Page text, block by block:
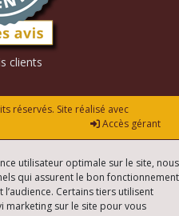
clients
réservés. Site réalisé avec
Accès gérant
utilisateur optimale sur le site, nous
qui assurent le bon fonctionnement
Certains tiers utilisent
marketing sur le site pour vous